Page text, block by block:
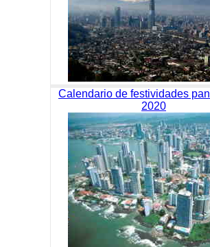
Calendario de festividades
2020